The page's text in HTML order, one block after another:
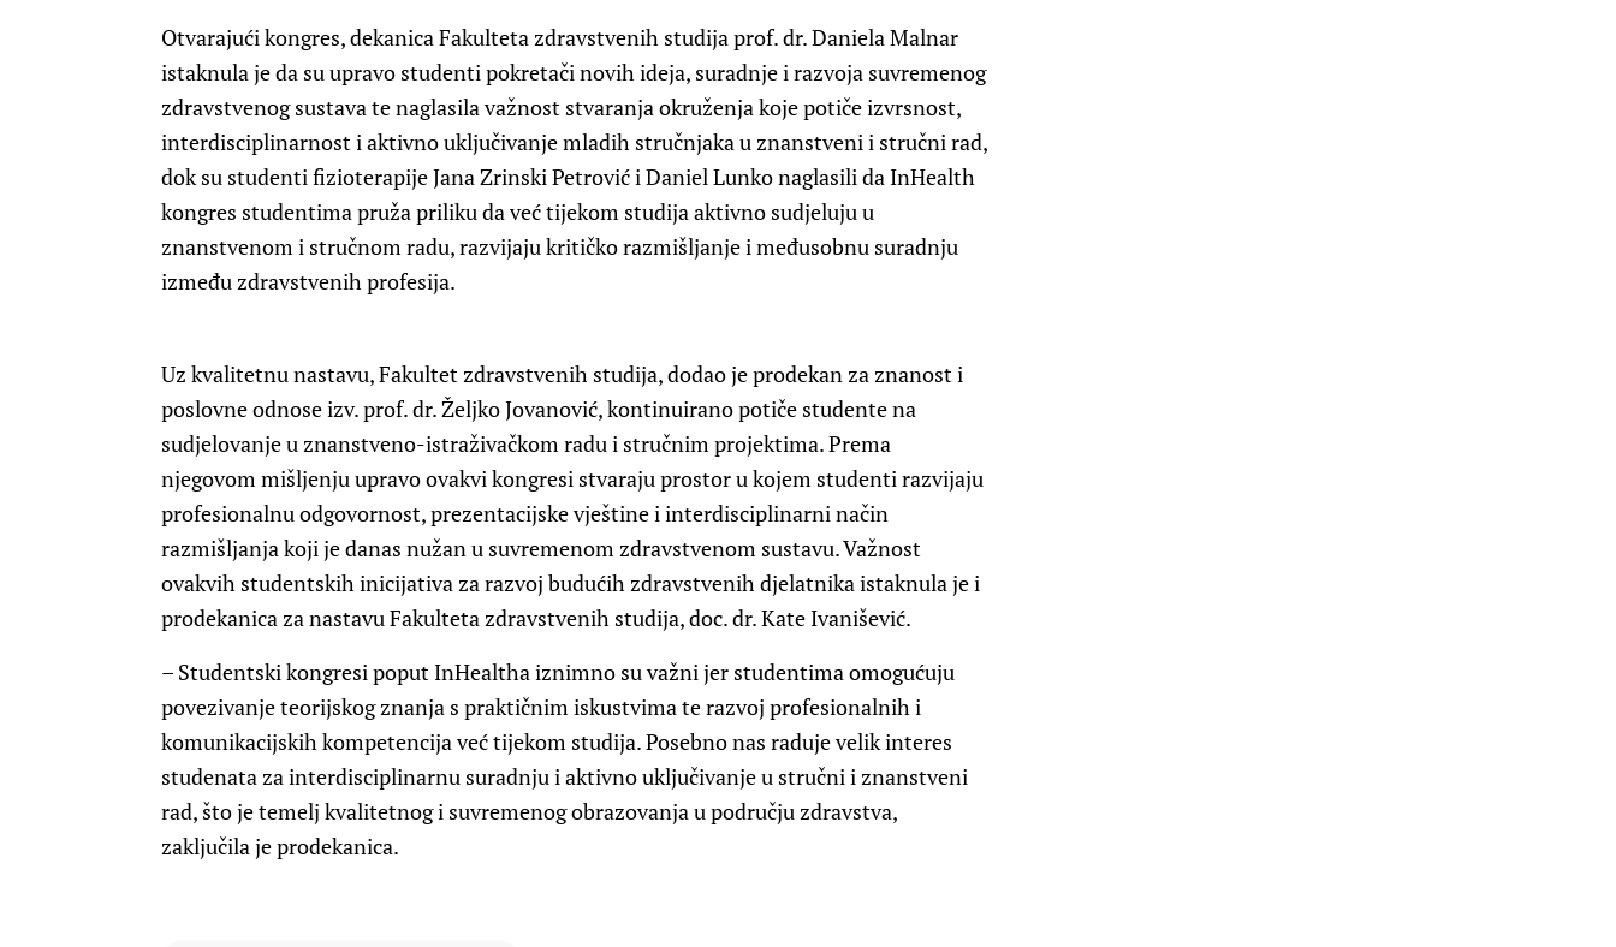
Otvarajući kongres, dekanica Fakulteta zdravstvenih studija prof. dr. Daniela Malnar
istaknula je da su upravo studenti pokretači novih ideja, suradnje i razvoja suvremenog
zdravstvenog sustava te naglasila važnost stvaranja okruženja koje potiče izvrsnost,
interdisciplinarnost i aktivno uključivanje mladih stručnjaka u znanstveni i stručni rad,
dok su studenti fizioterapije Jana Zrinski Petrović i Daniel Lunko naglasili da InHealth
kongres studentima pruža priliku da već tijekom studija aktivno sudjeluju u
znanstvenom i stručnom radu, razvijaju kritičko razmišljanje i međusobnu suradnju
između zdravstvenih profesija.
Uz kvalitetnu nastavu, Fakultet zdravstvenih studija, dodao je prodekan za znanost i
poslovne odnose izv. prof. dr. Željko Jovanović, kontinuirano potiče studente na
sudjelovanje u znanstveno-istraživačkom radu i stručnim projektima. Prema
njegovom mišljenju upravo ovakvi kongresi stvaraju prostor u kojem studenti razvijaju
profesionalnu odgovornost, prezentacijske vještine i interdisciplinarni način
razmišljanja koji je danas nužan u suvremenom zdravstvenom sustavu. Važnost
ovakvih studentskih inicijativa za razvoj budućih zdravstvenih djelatnika istaknula je i
prodekanica za nastavu Fakulteta zdravstvenih studija, doc. dr. Kate Ivanišević.
– Studentski kongresi poput InHealtha iznimno su važni jer studentima omogućuju
povezivanje teorijskog znanja s praktičnim iskustvima te razvoj profesionalnih i
komunikacijskih kompetencija već tijekom studija. Posebno nas raduje velik interes
studenata za interdisciplinarnu suradnju i aktivno uključivanje u stručni i znanstveni
rad, što je temelj kvalitetnog i suvremenog obrazovanja u području zdravstva,
zaključila je prodekanica.